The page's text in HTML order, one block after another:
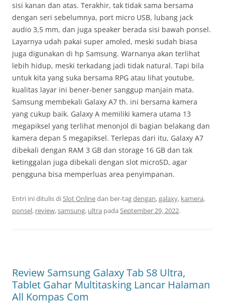
sisi kanan dan atas. Terakhir, tak tidak sama bersama
dengan seri sebelumnya, port micro USB, lubang jack
audio 3,5 mm, dan juga speaker berada sisi bawah ponsel.
Layarnya udah pakai super amoled, meski sudah biasa
juga digunakan di hp Samsung. Warnanya akan terlihat
lebih hidup, meski terkadang jadi tidak natural. Tapi bila
untuk kita yang suka bersama RPG atau lihat youtube,
kualitas layar ini bener-bener sanggup manjain mata.
Samsung membekali Galaxy A7 th. ini bersama kamera
yang cukup baik. Galaxy A memiliki kamera utama 13
megapiksel yang terlihat menonjol di bagian belakang dan
kamera depan 5 megapiksel. Terlepas dari itu, Galaxy A7
dibekali dengan RAM 3 GB dan storage 16 GB dan tak
ketinggalan juga dibekali dengan slot microSD, agar
pengguna bisa memperluas area penyimpanan.
Entri ini ditulis diSlot Onlinedan ber-tagdengan,galaxy, kamera,
ponsel, review,samsung, ultra pada September 29, 2022.
Review Samsung Galaxy Tab S8 Ultra,
Tablet Gahar Multitasking Lancar Halaman
All Kompas Com